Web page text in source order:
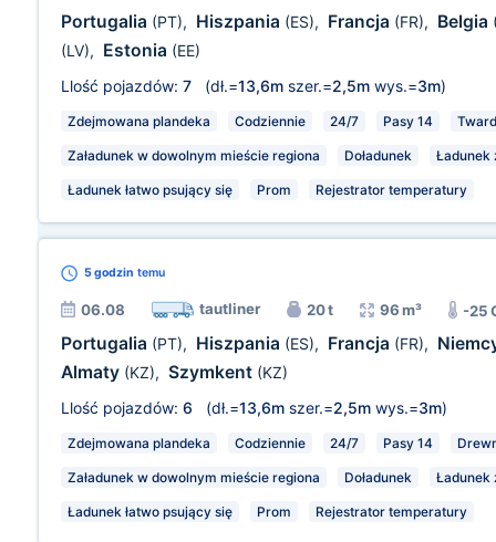
Portugalia (PT), Hiszpania (ES), Francja (FR), Belgia
(LV), Estonia (EE)
Llość pojazdów: 7 (dł.=13,6m szer.=2,5m wys.=3m)
Zdejmowana plandeka Codziennie 24/7 Pasy 14
Załadunek w dowolnym mieście regiona Doładunek Ładunek
Ładunek łatwo psujący się Prom Rejestrator temperatury
5 godzin temu
06.08 tautliner 20 t 96 m³ -25
Portugalia (PT), Hiszpania (ES), Francja (FR),
Almaty (KZ), Szymkent (KZ)
Llość pojazdów: 6 (dł.=13,6m szer.=2,5m wys.=3m)
Zdejmowana plandeka Codziennie 24/7 Pasy 14
Załadunek w dowolnym mieście regiona Doładunek Ładunek
Ładunek łatwo psujący się Prom Rejestrator temperatury